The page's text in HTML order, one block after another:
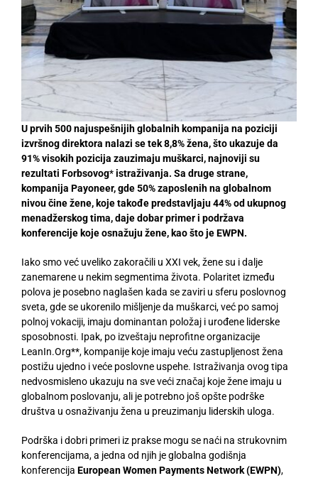
U prvih 500 najuspešnijih globalnih kompanija na poziciji
izvršnog direktora nalazi se tek 8,8% žena, što ukazuje da
91% visokih pozicija zauzimaju muškarci, najnoviji su
rezultati Forbsovog*istraživanja. Sa druge strane,
kompanija Payoneer, gde50% zaposlenih na globalnom
nivou čine žene, koje takođe predstavljaju 44% od ukupnog
menadžerskog tima, daje dobar primer i podržava
konferencije koje osnažuju žene, kao što je EWPN.
Iako smo već uveliko zakoračili u XXI vek, žene su i dalje
zanemarene u nekim segmentima života. Polaritet između
polova je posebno naglašen kada se zaviri u sferu poslovnog
sveta, gde se ukorenilo mišljenje da muškarci, već po samoj
polnoj vokaciji, imaju dominantan položaj i urođene liderske
sposobnosti. Ipak, po izveštaju neprofitne organizacije
LeanIn.Org**, kompanije koje imaju veću zastupljenost žena
postižu ujedno i veće poslovne uspehe. Istraživanja ovog tipa
nedvosmisleno ukazuju na sve veći značaj koje žene imaju u
globalnom poslovanju, ali je potrebno jošopšte podrške
društva u osnaživanju žena u preuzimanju liderskih uloga.
Podrška i dobri primeri iz prakse mogu se naći na strukovnim
konferencijama, a jedna od njih je globalna godišnja
konferencija European Women Payments Network (EWPN),